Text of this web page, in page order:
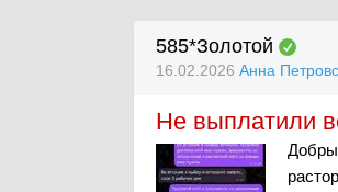
585*Золотой
16.02.2026 Анна
Не выплатили